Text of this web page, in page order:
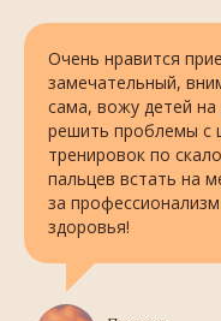
Очень нравится
замечательный,
сама, вожу детей
решить проблемы с
тренировок по
пальцев встать на
за
здоровья!